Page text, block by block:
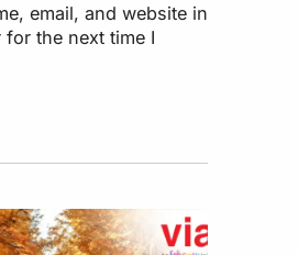
email, and website in
the next time I